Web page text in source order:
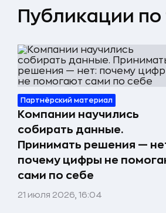
Публикации по
Партнёрский материал
Компании научились
собирать данные.
Принимать решения —
почему цифры не
сами по себе
21 июля 2026, 16:04